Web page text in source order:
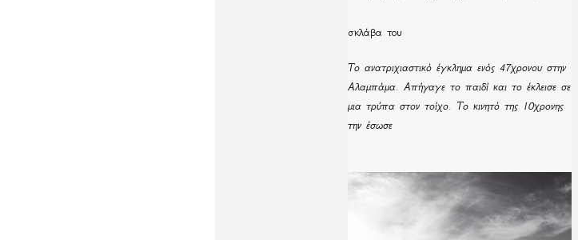
σκλάβα του
Το ανατριχιαστικό έγκλημα ενός 47χρονου στην
Αλαμπάμα. Απήγαγε το παιδί και το έκλεισε σε
μια τρύπα στον τοίχο. Το κινητό της 10χρονης
την έσωσε